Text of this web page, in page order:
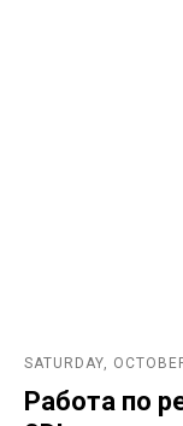
SATURDAY,
Работа по